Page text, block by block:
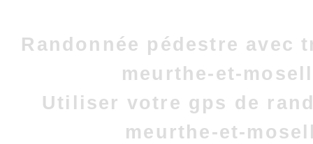
Randonnée pédestre avec
meurthe-et-
Utiliser votre gps de
meurthe-et-